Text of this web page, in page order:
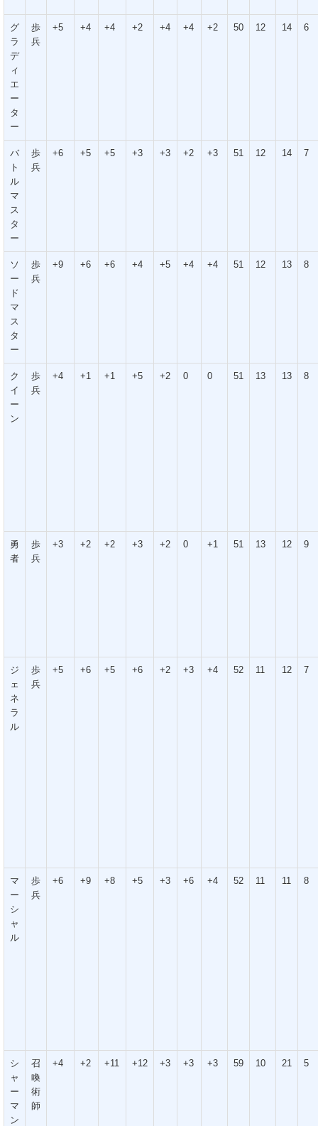
グ
ラ
デ
ィ
エ
ー
タ
ー
歩
兵
+5 +4 +4 +2 +4 +4 +2 50 12 14 6
バ
ト
ル
マ
ス
タ
ー
歩
兵
+6 +5 +5 +3 +3 +2 +3 51 12 14 7
ソ
ー
ド
マ
ス
タ
ー
歩
兵
+9 +6 +6 +4 +5 +4 +4 51 12 13 8
ク
イ
ー
ン
歩
兵
+4 +1 +1 +5 +2 0 0 51 13 13 8
勇
者
歩
兵
+3 +2 +2 +3 +2 0 +1 51 13 12 9
ジ
ェ
ネ
ラ
ル
歩
兵
+5 +6 +5 +6 +2 +3 +4 52 11 12 7
マ
ー
シ
ャ
ル
歩
兵
+6 +9 +8 +5 +3 +6 +4 52 11 11 8
シ
ャ
ー
マ
ン
召
喚
術
師
+4 +2 +11 +12 +3 +3 +3 59 10 21 5